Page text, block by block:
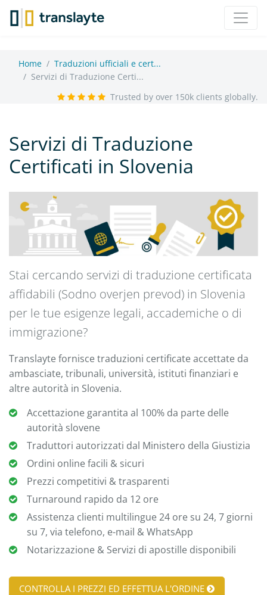
Home
Traduzioni ufficiali e cert...
Servizi di Traduzione Certi...
Trusted by over 150k clients globally.
Servizi di Traduzione
Certificati in Slovenia
Stai cercando servizi di traduzione certificata
affidabili (Sodno overjen prevod) in Slovenia
per le tue esigenze legali, accademiche o di
immigrazione?
Translayte fornisce traduzioni certificate accettate da
ambasciate, tribunali, università, istituti finanziari e
altre autorità in Slovenia.
Accettazione garantita al 100% da parte delle
autorità slovene
Traduttori autorizzati dal Ministero della Giustizia
Ordini online facili & sicuri
Prezzi competitivi & trasparenti
Turnaround rapido da 12 ore
Assistenza clienti multilingue 24 ore su 24, 7 giorni
su 7, via telefono, e-mail & WhatsApp
Notarizzazione & Servizi di apostille disponibili
CONTROLLA I PREZZI ED EFFETTUA L'ORDINE